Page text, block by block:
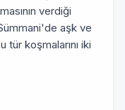
verdiği
aşk ve
tür koşmalarını iki